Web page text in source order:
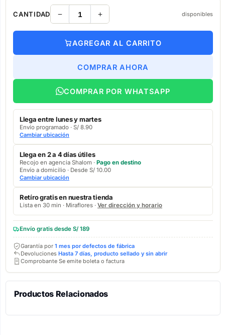
CANTIDAD disponibles
AGREGAR AL CARRITO
COMPRAR AHORA
COMPRAR POR WHATSAPP
Llega entre lunes y martes
Envío programado · S/ 8.90
Cambiar ubicación
Llega en 2 a 4 días útiles
Recojo en agencia Shalom · Pago en destino
Envío a domicilio · Desde S/ 10.00
Cambiar ubicación
Retíro gratis en nuestra tienda
Lista en 30 min · Miraflores · Ver dirección y horario
Envío gratis desde S/ 189
Garantía por 1 mes por defectos de fábrica
Devoluciones Hasta 7 días, producto sellado y sin abrir
Comprobante Se emite boleta o factura
Productos Relacionados